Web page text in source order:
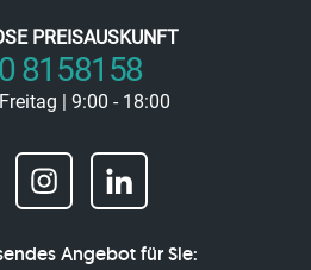
PREISAUSKUNFT
8158158
| 9:00 - 18:00
Angebot für Sie: